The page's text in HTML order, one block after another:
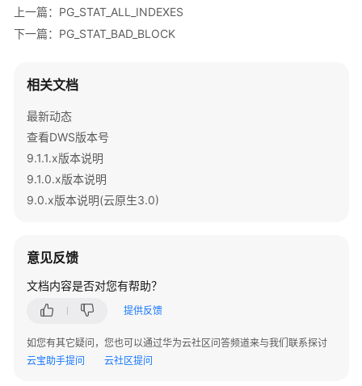
兼
异
DWS
数
据
安
全
询
DWS
据
上一篇：PG_STAT_ALL_INDEXES
下一篇：PG_STAT_BAD_BLOCK
相关文档
最新动态
查看DWS版本号
9.1.1.x版本说明
9.1.0.x版本说明
9.0.x版本说明(云原生3.0)
意见反馈
文档内容是否对您有帮助？
提供反馈
如您有其它疑问，您也可以通过华为云社区问答频道来与我们联系探讨
云宝助手提问
云社区提问